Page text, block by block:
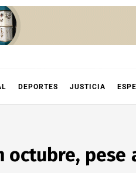
DEPORTES JUSTICIA
octubre, pese